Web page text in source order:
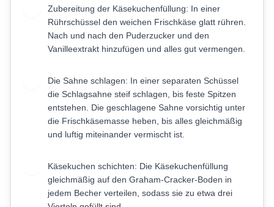
Zubereitung der Käsekuchenfüllung: In einer
Rührschüssel den weichen Frischkäse glatt rühren.
Nach und nach den Puderzucker und den
Vanilleextrakt hinzufügen und alles gut vermengen.
Die Sahne schlagen: In einer separaten Schüssel
die Schlagsahne steif schlagen, bis feste Spitzen
entstehen. Die geschlagene Sahne vorsichtig unter
die Frischkäsemasse heben, bis alles gleichmäßig
und luftig miteinander vermischt ist.
Käsekuchen schichten: Die Käsekuchenfüllung
gleichmäßig auf den Graham-Cracker-Boden in
jedem Becher verteilen, sodass sie zu etwa drei